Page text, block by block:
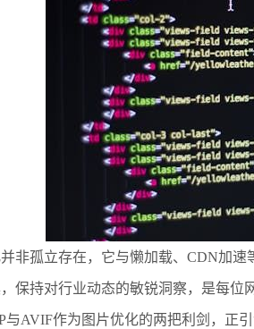
非孤立存在，它与懒加载、CDN加
保持对行业动态的敏锐洞察，是每位
与AVIF作为图片优化的两把利剑，正